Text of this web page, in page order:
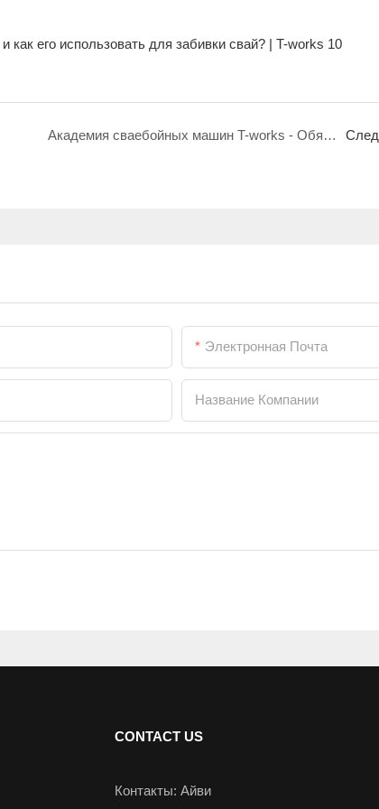
Академия сваебойных машин T-works - Обязательный строительный курс 1: Практическое руководство по контролю вертикальности свай.
Электронная Почта
Название Компании
CONTACT US
Контакты: Айви